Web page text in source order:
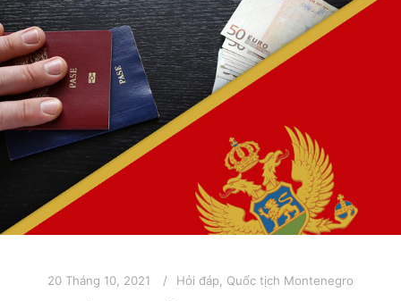
20 Tháng 10, 2021 Hỏi đáp Quốc tịch Montenegro